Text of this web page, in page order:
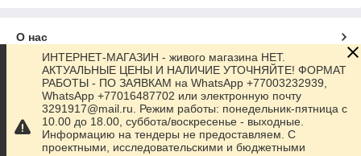
О нас
Контакты
Доставка и оплата
ИНТЕРНЕТ-МАГАЗИН - живого магазина НЕТ.
АКТУАЛЬНЫЕ ЦЕНЫ И НАЛИЧИЕ УТОЧНЯЙТЕ! ФОРМАТ
РАБОТЫ - ПО ЗАЯВКАМ на WhatsApp +77003232939,
WhatsApp +77016487702 или электронную почту
3291917@mail.ru. Режим работы: понедельник-пятница с
10.00 до 18.00, суббота/воскресенье - выходные.
Информацию на тендеры не предоставляем. С
проектными, исследовательскими и бюджетными